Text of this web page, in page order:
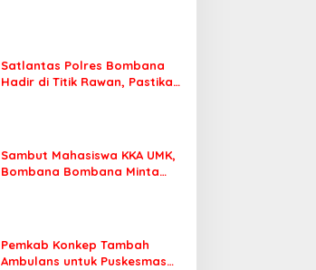
Satlantas Polres Bombana
Hadir di Titik Rawan, Pastikan
Sambut Mahasiswa KKA UMK,
Bombana Bombana Minta
Pemkab Konkep Tambah
Ambulans untuk Puskesmas